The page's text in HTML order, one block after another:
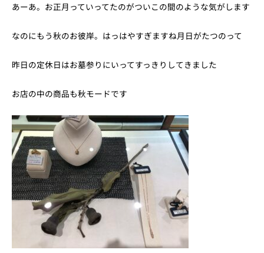
あーあ。お正月っていってたのがついこの間のような気がします
なのにもう秋のお彼岸。はっはやすぎますね月日がたつのって
昨日の定休日はお墓参りにいってすっきりしてきました
お店の中の商品も秋モードです